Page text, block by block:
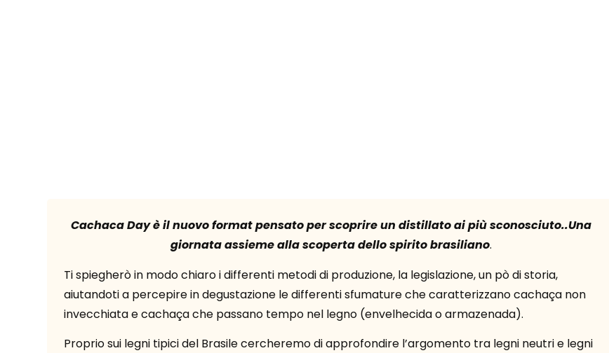
Cachaca Day è il nuovo format pensato per scoprire un distillato ai più sconosciuto..Una
giornata assieme alla scoperta dello spirito brasiliano.
Ti spiegherò in modo chiaro i differenti metodi di produzione, la legislazione, un pò di storia,
aiutandoti a percepire in degustazione le differenti sfumature che caratterizzano cachaça non
invecchiata e cachaça che passano tempo nel legno (envelhecida o armazenada).
Proprio sui legni tipici del Brasile cercheremo di approfondire l’argomento tra legni neutri e legni